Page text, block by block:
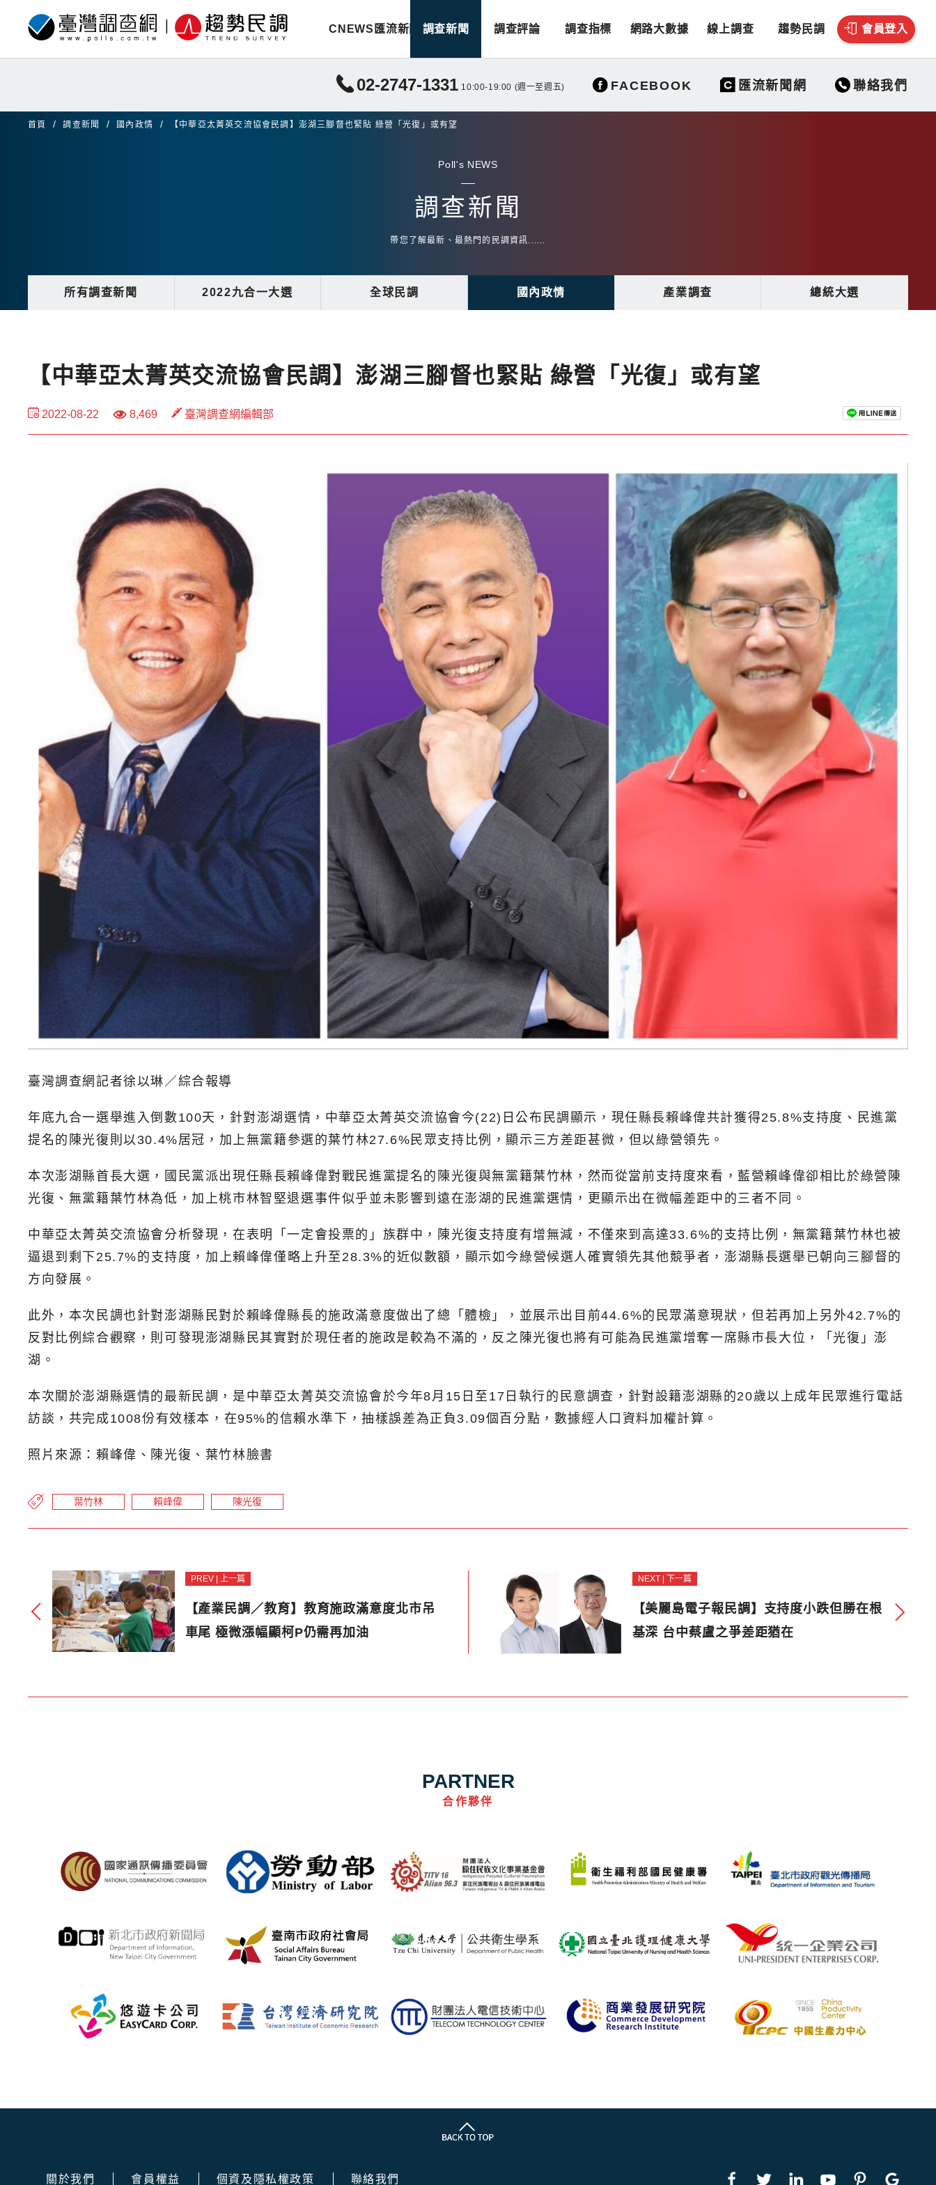
CNEWS匯流新聞 調查新聞 調查評論 調查指標 網路大數據 線上調查 趨勢民調 會員登入
02-2747-1331 10:00-19:00 (週一至週五) FACEBOOK 匯流新聞網 聯絡我們
首頁 調查新聞 國內政情 【中華亞太菁英交流協會民調】澎湖三腳督也緊貼 綠營「光復」或有望
Poll's NEWS
調查新聞
帶您了解最新、最熱門的民調資訊......
所有調查新聞 2022九合一大選 全球民調 國內政情 產業調查 總統大選
【中華亞太菁英交流協會民調】澎湖三腳督也緊貼 綠營「光復」或有望
2022-08-22 8,469 臺灣調查網編輯部
臺灣調查網記者徐以琳／綜合報導
年底九合一選舉進入倒數100天，針對澎湖選情，中華亞太菁英交流協會今(22)日公布民調顯示，現任縣長賴峰偉共計獲得25.8%支持度、民進黨
提名的陳光復則以30.4%居冠，加上無黨籍參選的葉竹林27.6%民眾支持比例，顯示三方差距甚微，但以綠營領先。
本次澎湖縣首長大選，國民黨派出現任縣長賴峰偉對戰民進黨提名的陳光復與無黨籍葉竹林，然而從當前支持度來看，藍營賴峰偉卻相比於綠營陳
光復、無黨籍葉竹林為低，加上桃市林智堅退選事件似乎並未影響到遠在澎湖的民進黨選情，更顯示出在微幅差距中的三者不同。
中華亞太菁英交流協會分析發現，在表明「一定會投票的」族群中，陳光復支持度有增無減，不僅來到高達33.6%的支持比例，無黨籍葉竹林也被
逼退到剩下25.7%的支持度，加上賴峰偉僅略上升至28.3%的近似數額，顯示如今綠營候選人確實領先其他競爭者，澎湖縣長選舉已朝向三腳督的
方向發展。
此外，本次民調也針對澎湖縣民對於賴峰偉縣長的施政滿意度做出了總「體檢」，並展示出目前44.6%的民眾滿意現狀，但若再加上另外42.7%的
反對比例綜合觀察，則可發現澎湖縣民其實對於現任者的施政是較為不滿的，反之陳光復也將有可能為民進黨增奪一席縣市長大位，「光復」澎
湖。
本次關於澎湖縣選情的最新民調，是中華亞太菁英交流協會於今年8月15日至17日執行的民意調查，針對設籍澎湖縣的20歲以上成年民眾進行電話
訪談，共完成1008份有效樣本，在95%的信賴水準下，抽樣誤差為正負3.09個百分點，數據經人口資料加權計算。
照片來源：賴峰偉、陳光復、葉竹林臉書
葉竹林 賴峰偉 陳光復
PREV | 上一篇
【產業民調／教育】教育施政滿意度北市吊
車尾 極微漲幅顯柯P仍需再加油
NEXT | 下一篇
【美麗島電子報民調】支持度小跌但勝在根
基深 台中蔡盧之爭差距猶在
PARTNER
合作夥伴
關於我們 會員權益 個資及隱私權政策 聯絡我們